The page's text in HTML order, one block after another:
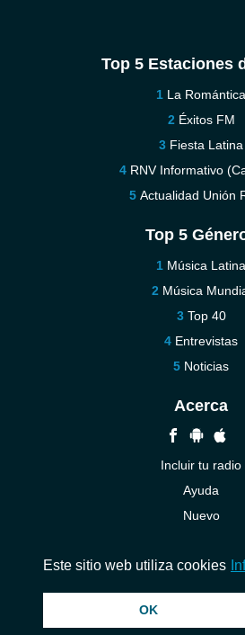
Top 5 Estaciones
La Romántica
Éxitos FM
Fiesta Latina
RNV Informativo
Actualidad Unión
Top 5
Música Latina
Música
Top 40
Entrevistas
Noticias
Acerca
Incluir tu radio
Ayuda
Nuevo
© 2026 InstantAudio. Reservados todos los
Este sitio web utiliza cookies
OK